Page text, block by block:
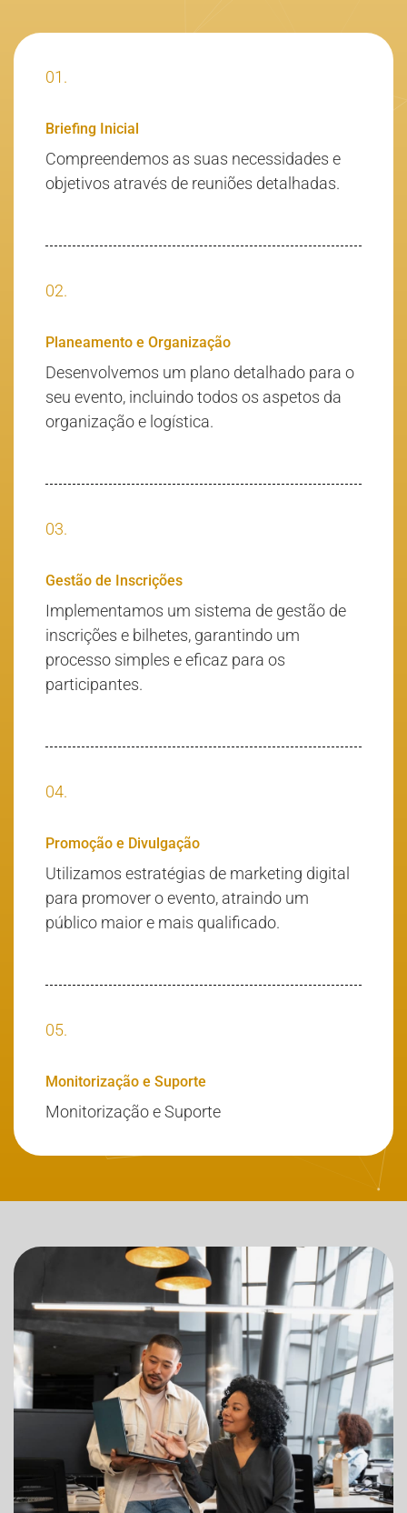
01.
Briefing Inicial
Compreendemos as suas necessidades e
objetivos através de reuniões detalhadas.
02.
Planeamento e Organização
Desenvolvemos um plano detalhado para o
seu evento, incluindo todos os aspetos da
organização e logística.
03.
Gestão de Inscrições
Implementamos um sistema de gestão de
inscrições e bilhetes, garantindo um
processo simples e eficaz para os
participantes.
04.
Promoção e Divulgação
Utilizamos estratégias de marketing digital
para promover o evento, atraindo um
público maior e mais qualificado.
05.
Monitorização e Suporte
Monitorização e Suporte